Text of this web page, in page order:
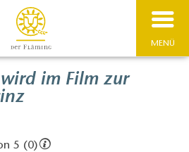
MENÜ
im Film zur
5 (0)